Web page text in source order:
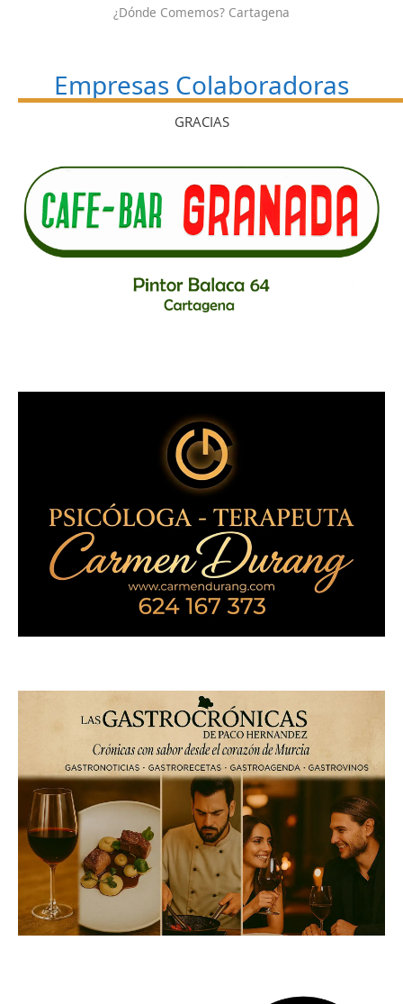
¿Dónde Comemos? Cartagena
Empresas Colaboradoras
GRACIAS